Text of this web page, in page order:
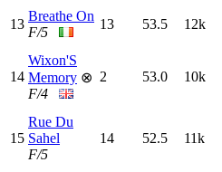
13
Breathe On
F/5
13 53.5 12k
14
Wixon'S
Memory ⊗
F/4
2 53.0 10k
15
Rue Du
Sahel
F/5
14 52.5 11k